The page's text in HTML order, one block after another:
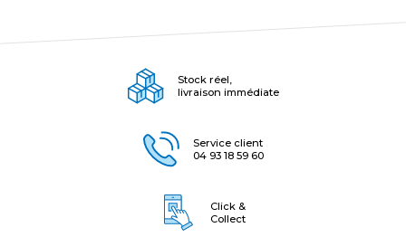
Stock réel,
livraison immédiate
Service client
04 93 18 59 60
Click &
Collect